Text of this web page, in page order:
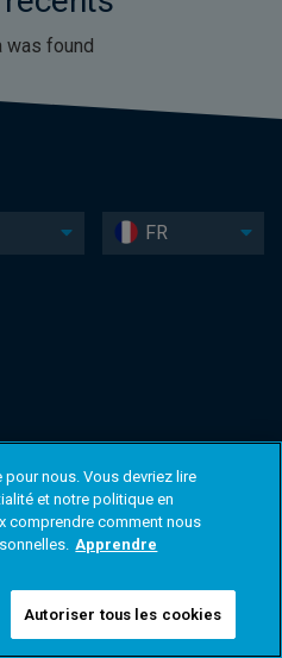
was found
FR
nous. Vous devriez lire
et notre politique en
comprendre comment nous
Apprendre
Autoriser tous les cookies